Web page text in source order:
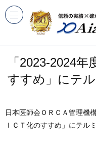
「2023-2024
すすめ」にテ
日本医師会ＯＲＣＡ管理機
ＩＣＴ化のすすめ」にテル